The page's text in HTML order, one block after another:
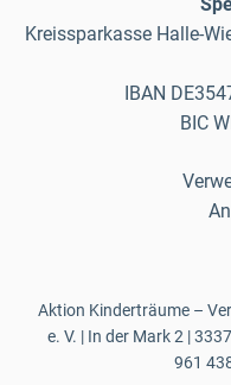
Kreissparkasse Halle-
IBAN
BIC
Aktion Kinderträume –
e. V. | In der Mark 2 |
961